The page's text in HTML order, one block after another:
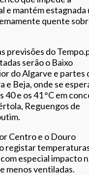
e mantém estagnada
quente
previsões do
serão o Baixo
do Algarve e partes
e Beja, onde se
40 e os 41 °C em
Reguengos de
Centro e o Douro
registar
especial impacto
menos ventiladas.